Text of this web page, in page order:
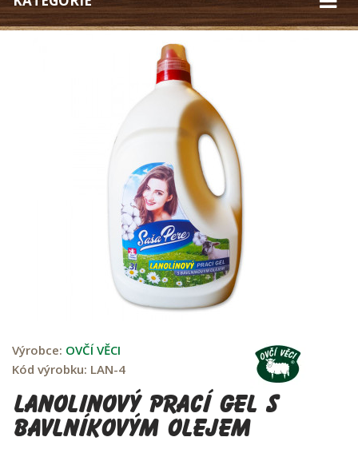
Výrobce: OVČÍ VĚCI
Kód výrobku: LAN-4
Lanolinový prací gel s
bavlníkovým olejem